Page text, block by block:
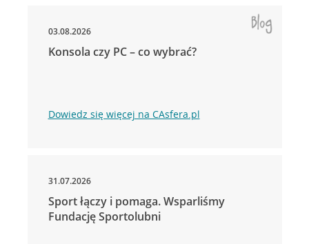
03.08.2026
Konsola czy PC – co wybrać?
Dowiedz się więcej na CAsfera.pl
31.07.2026
Sport łączy i pomaga. Wsparliśmy
Fundację Sportolubni